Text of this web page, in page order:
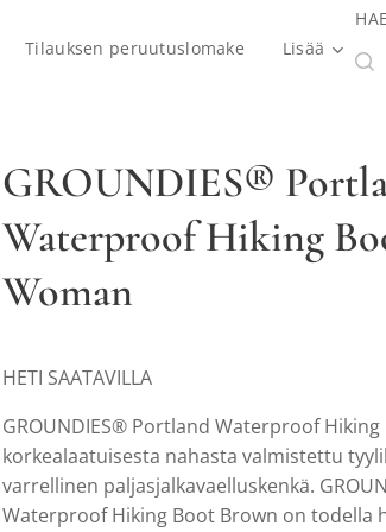
Tilauksen peruutuslomake Lisää
HAE
GROUNDIES®
Waterproof Hiking
Woman
HETI SAATAVILLA
GROUNDIES® Portland Waterproof
korkealaatuisesta nahasta valmistettu
varrellinen paljasjalkavaelluskenkä.
Waterproof Hiking Boot Brown on todella